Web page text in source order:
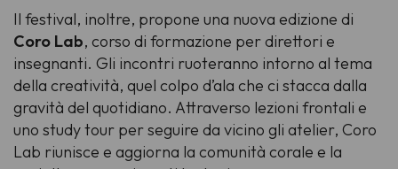
Il festival, inoltre, propone una nuova edizione di
Coro Lab, corso di formazione per direttori e
insegnanti. Gli incontri ruoteranno intorno al tema
della creatività, quel colpo d’ala che ci stacca dalla
gravità del quotidiano. Attraverso lezioni frontali e
uno study tour per seguire da vicino gli atelier, Coro
Lab riunisce e aggiorna la comunità corale e la